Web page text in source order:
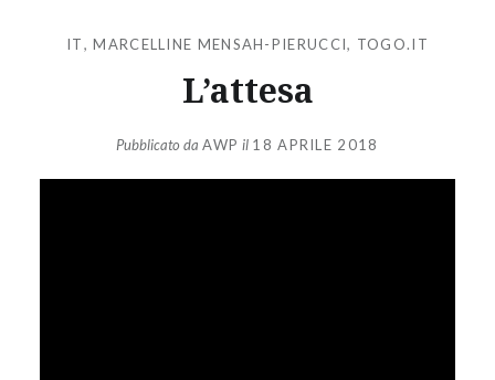
IT,MARCELLINE MENSAH-PIERUCCI, TOGO.IT
L’attesa
Pubblicato daAWP il 18 APRILE 2018